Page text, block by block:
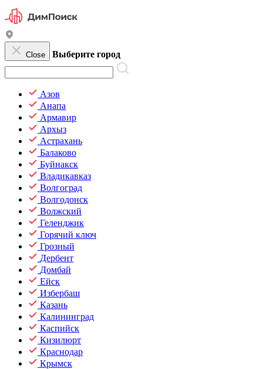
Close Выберите город
Азов
Анапа
Армавир
Архыз
Астрахань
Балаково
Буйнакск
Владикавказ
Волгоград
Волгодонск
Волжский
Геленджик
Горячий ключ
Грозный
Дербент
Домбай
Ейск
Избербаш
Казань
Калининград
Каспийск
Кизилюрт
Краснодар
Крымск